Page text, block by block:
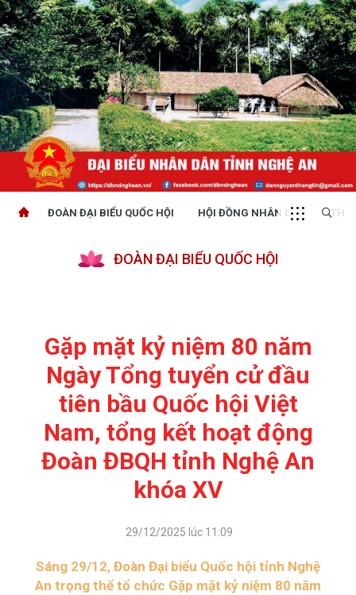
ĐOÀN ĐẠI BIỂU QUỐC HỘI HỘI ĐỒNG NHÂN DÂN
ĐOÀN ĐẠI BIỂU QUỐC HỘI
Gặp mặt kỷ niệm 80 năm
Ngày Tổng tuyển cử đầu
tiên bầu Quốc hội Việt
Nam, tổng kết hoạt động
Đoàn ĐBQH tỉnh Nghệ An
khóa XV
29/12/2025 lúc 11:09
Sáng 29/12, Đoàn Đại biểu Quốc hội tỉnh Nghệ
An trọng thể tổ chức Gặp mặt kỷ niệm 80 năm